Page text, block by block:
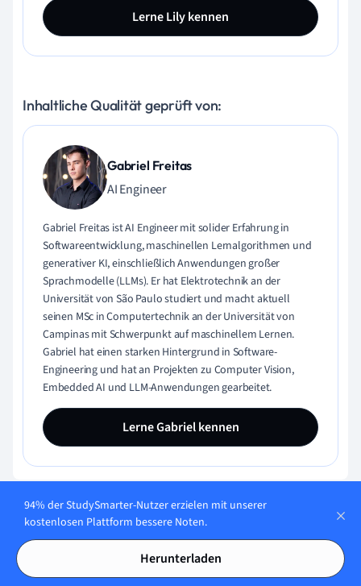
Lerne Lily kennen
Inhaltliche Qualität geprüft von:
Gabriel Freitas
AI Engineer
Gabriel Freitas ist AI Engineer mit solider Erfahrung in
Softwareentwicklung, maschinellen Lernalgorithmen und
generativer KI, einschließlich Anwendungen großer
Sprachmodelle (LLMs). Er hat Elektrotechnik an der
Universität von São Paulo studiert und macht aktuell
seinen MSc in Computertechnik an der Universität von
Campinas mit Schwerpunkt auf maschinellem Lernen.
Gabriel hat einen starken Hintergrund in Software-
Engineering und hat an Projekten zu Computer Vision,
Embedded AI und LLM-Anwendungen gearbeitet.
Lerne Gabriel kennen
Teste dein Wissen mit Multiple-
Choice-Karteikarten
94% der StudySmarter-Nutzer erzielen mit unserer
kostenlosen Plattform bessere Noten.
Herunterladen